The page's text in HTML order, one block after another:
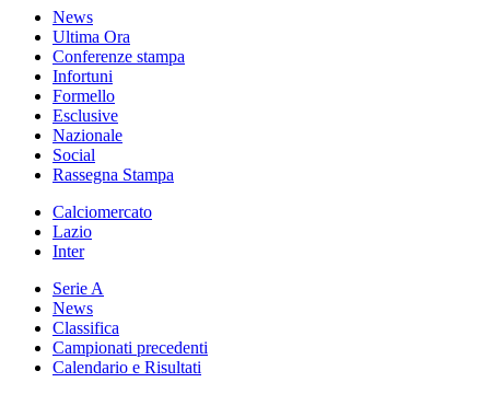
News
Ultima Ora
Conferenze stampa
Infortuni
Formello
Esclusive
Nazionale
Social
Rassegna Stampa
Calciomercato
Lazio
Inter
Serie A
News
Classifica
Campionati precedenti
Calendario e Risultati